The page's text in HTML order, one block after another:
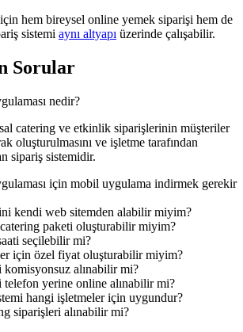
için hem bireysel online yemek siparişi hem de
sistemi aynı altyapı üzerinde çalışabilir.
Sorular
nedir?
catering ve etkinlik siparişlerinin müşteriler
oluşturulmasını ve işletme tarafından
sipariş sistemidir.
için mobil uygulama indirmek gerekir
kendi web sitemden alabilir miyim?
catering paketi oluşturabilir miyim?
seçilebilir mi?
için özel fiyat oluşturabilir miyim?
alınabilir mi?
telefon yerine online alınabilir mi?
hangi işletmeler için uygundur?
siparişleri alınabilir mi?